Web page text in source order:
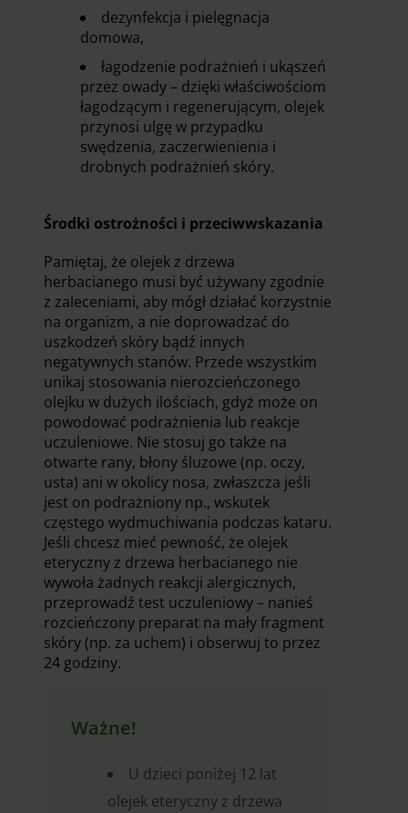
dezynfekcja i pielęgnacja
domowa,
łagodzenie podrażnień i ukąszeń
przez owady – dzięki właściwościom
łagodzącym i regenerującym, olejek
przynosi ulgę w przypadku
swędzenia, zaczerwienienia i
drobnych podrażnień skóry.
Środki ostrożności i przeciwwskazania
Pamiętaj, że olejek z drzewa
herbacianego musi być używany zgodnie
z zaleceniami, aby mógł działać korzystnie
na organizm, a nie doprowadzać do
uszkodzeń skóry bądź innych
negatywnych stanów. Przede wszystkim
unikaj stosowania nierozcieńczonego
olejku w dużych ilościach, gdyż może on
powodować podrażnienia lub reakcje
uczuleniowe. Nie stosuj go także na
otwarte rany, błony śluzowe (np. oczy,
usta) ani w okolicy nosa, zwłaszcza jeśli
jest on podrażniony np., wskutek
częstego wydmuchiwania podczas kataru.
Jeśli chcesz mieć pewność, że olejek
eteryczny z drzewa herbacianego nie
wywoła żadnych reakcji alergicznych,
przeprowadź test uczuleniowy – nanieś
rozcieńczony preparat na mały fragment
skóry (np. za uchem) i obserwuj to przez
24 godziny.
Ważne!
U dzieci poniżej 12 lat
olejek eteryczny z drzewa